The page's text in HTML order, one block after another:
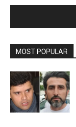
MOST POPULAR